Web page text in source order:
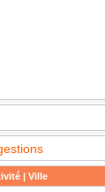
| Ville